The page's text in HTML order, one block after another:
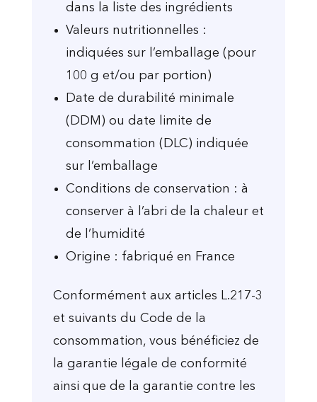
dans la liste des ingrédients
Valeurs nutritionnelles :
indiquées sur l’emballage (pour
100 g et/ou par portion)
Date de durabilité minimale
(DDM) ou date limite de
consommation (DLC) indiquée
sur l’emballage
Conditions de conservation : à
conserver à l’abri de la chaleur et
de l’humidité
Origine : fabriqué en France
Conformément aux articles L.217-3
et suivants du Code de la
consommation, vous bénéficiez de
la garantie légale de conformité
ainsi que de la garantie contre les